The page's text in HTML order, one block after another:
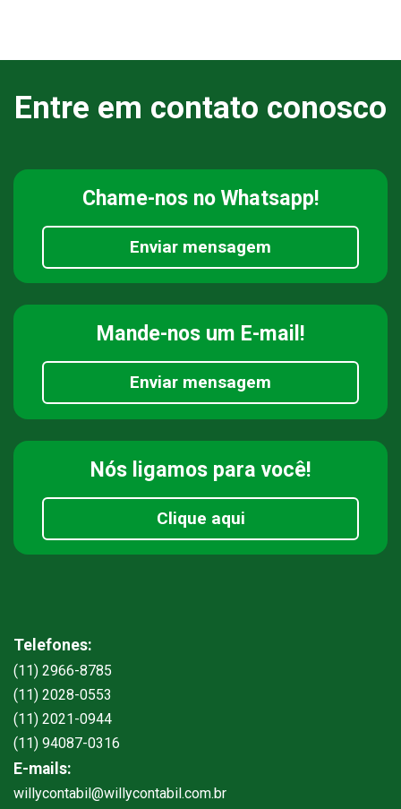
Entre em contato conosco
Chame-nos no Whatsapp!
Enviar mensagem
Mande-nos um E-mail!
Enviar mensagem
Nós ligamos para você!
Clique aqui
Telefones:
(11) 2966-8785
(11) 2028-0553
(11) 2021-0944
(11) 94087-0316
E-mails:
willycontabil@willycontabil.com.br